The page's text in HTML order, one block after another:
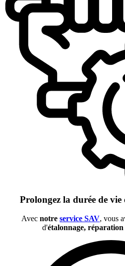
Prolongez la durée de vie
Avec notre service SAV, vous
d'étalonnage,